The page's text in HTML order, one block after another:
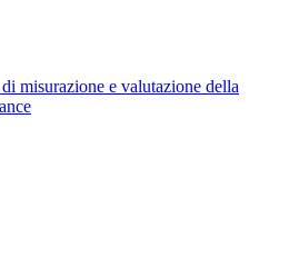
di misurazione e valutazione della